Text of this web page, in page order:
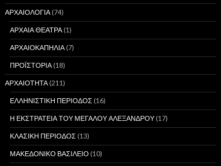
ΑΡΧΑΙΟΛΟΓΙΑ(74)
ΑΡΧΑΙΑ ΘΕΑΤΡΑ(1)
ΑΡΧΑΙΟΚΑΠΗΛΙΑ(7)
ΠΡΟΪΣΤΟΡΙΑ(18)
ΑΡΧΑΙΟΤΗΤΑ(211)
ΕΛΛΗΝΙΣΤΙΚΗ ΠΕΡΙΟΔΟΣ (16)
Η ΕΚΣΤΡΑΤΕΙΑ ΤΟΥ ΜΕΓΑΛΟΥ ΑΛΕΞΑΝΔΡΟΥ(17)
ΚΛΑΣΙΚΗ ΠΕΡΙΟΔΟΣ (13)
ΜΑΚΕΔΟΝΙΚΟ ΒΑΣΙΛΕΙΟ(10)